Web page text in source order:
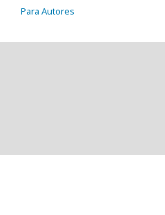
Para Autores